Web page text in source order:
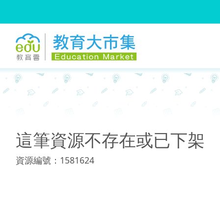
:::
這筆資源不存在或已下架
資源編號：1581624